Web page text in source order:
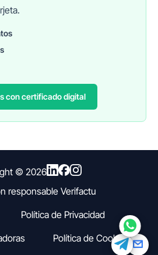
con certificado digital
© 2026
responsable Verifactu
Política de Privacidad
Política de Cookies
FinanEDI